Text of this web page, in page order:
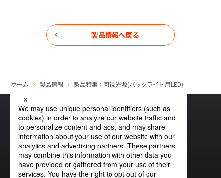
製品情報へ戻る
ホーム 製品情報 製品特集：可視光源(バックライト用LED)
サイトマップ グローバルプライバシーポリシー
クッキーポリシーサイトポリシーお問い合わせ